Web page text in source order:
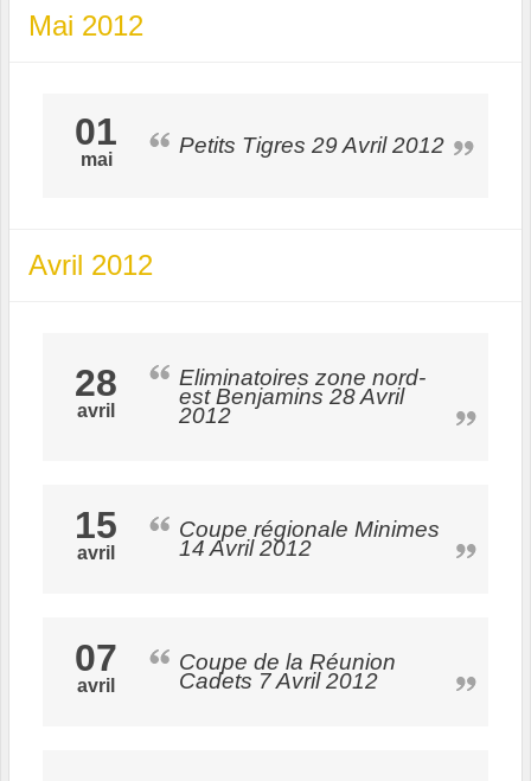
Mai 2012
01
mai
Petits Tigres 29 Avril 2012
Avril 2012
28
avril
Eliminatoires zone nord-
est Benjamins 28 Avril
2012
15
avril
Coupe régionale Minimes
14 Avril 2012
07
avril
Coupe de la Réunion
Cadets 7 Avril 2012